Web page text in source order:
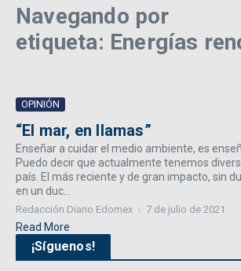
Navegando por
etiqueta: Energías
OPINIÓN
“El mar, en llamas”
Enseñar a cuidar el medio ambiente, es
Puedo decir que actualmente tenemos
país. El más reciente y de gran impacto, sin
en un duc...
Redacción Diario Edomex 7 de julio de 2021
Read More
¡Síguenos!